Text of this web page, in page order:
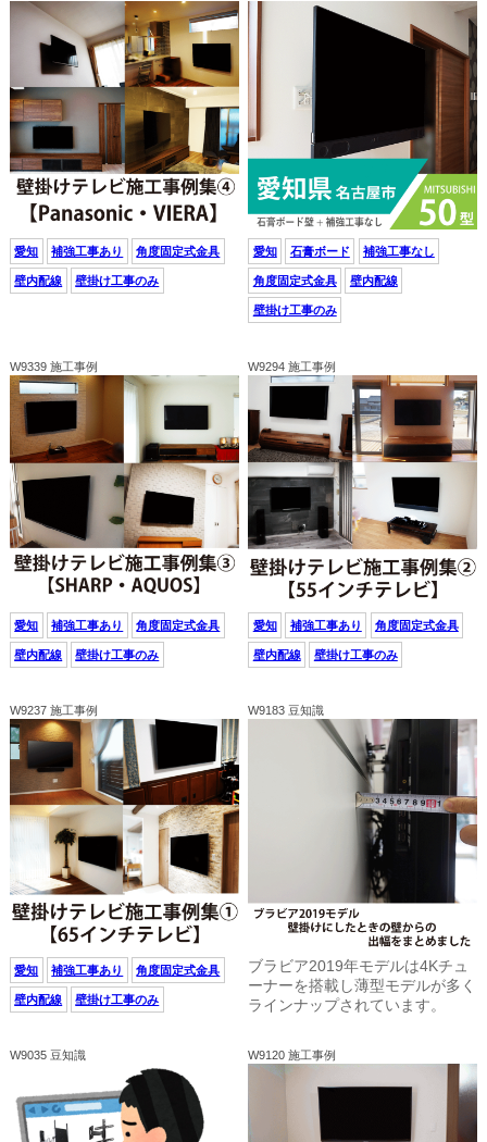
愛知 補強工事あり 角度固定式金具
壁内配線 壁掛け工事のみ
愛知 石膏ボード 補強工事なし
角度固定式金具 壁内配線
壁掛け工事のみ
W9339 施工事例
愛知 補強工事あり 角度固定式金具
壁内配線 壁掛け工事のみ
W9294 施工事例
愛知 補強工事あり 角度固定式金具
壁内配線 壁掛け工事のみ
W9237 施工事例
愛知 補強工事あり 角度固定式金具
壁内配線 壁掛け工事のみ
W9183 豆知識
ブラビア2019年モデルは4Kチュ
ーナーを搭載し薄型モデルが多く
ラインナップされています。
W9035 豆知識 W9120 施工事例